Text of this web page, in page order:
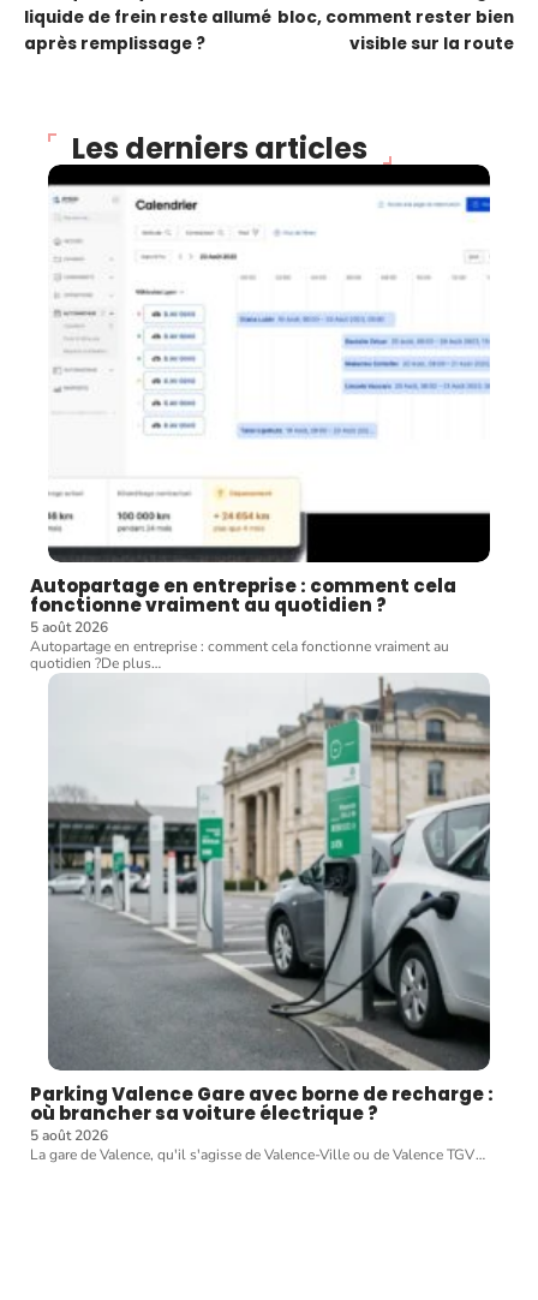
liquide de frein reste allumé
après remplissage ?
bloc, comment rester bien
visible sur la route
Les derniers articles
Autopartage en entreprise : comment cela
fonctionne vraiment au quotidien ?
5 août 2026
Autopartage en entreprise : comment cela fonctionne vraiment au
quotidien ?De plus…
Parking Valence Gare avec borne de recharge :
où brancher sa voiture électrique ?
5 août 2026
La gare de Valence, qu'il s'agisse de Valence-Ville ou de Valence TGV…